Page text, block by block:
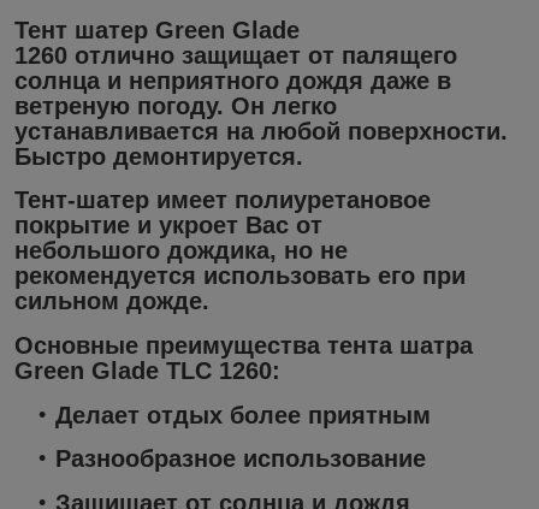
Тент шатер Green Glade
1260 отлично защищает от палящего
солнца и неприятного дождя даже в
ветреную погоду. Он легко
устанавливается на любой поверхности.
Быстро демонтируется.
Тент-шатер имеет полиуретановое
покрытие и укроет Вас от
небольшого дождика, но не
рекомендуется использовать его при
сильном дожде.
Основные преимущества тента шатра
Green Glade TLC 1260:
Делает отдых более приятным
Разнообразное использование
Защищает от солнца и дождя